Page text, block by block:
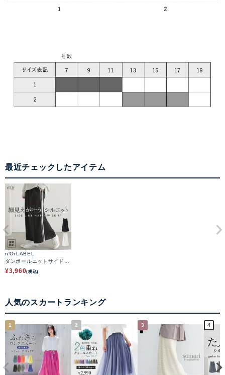
最近チェックしたアイテム
n'OrLABEL
ダンボールニットサイドラ
インナロースカート
¥3,960(税込)
人気のスカートランキング
1 2 3 4